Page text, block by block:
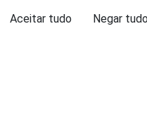
Aceitar tudo Negar tudo